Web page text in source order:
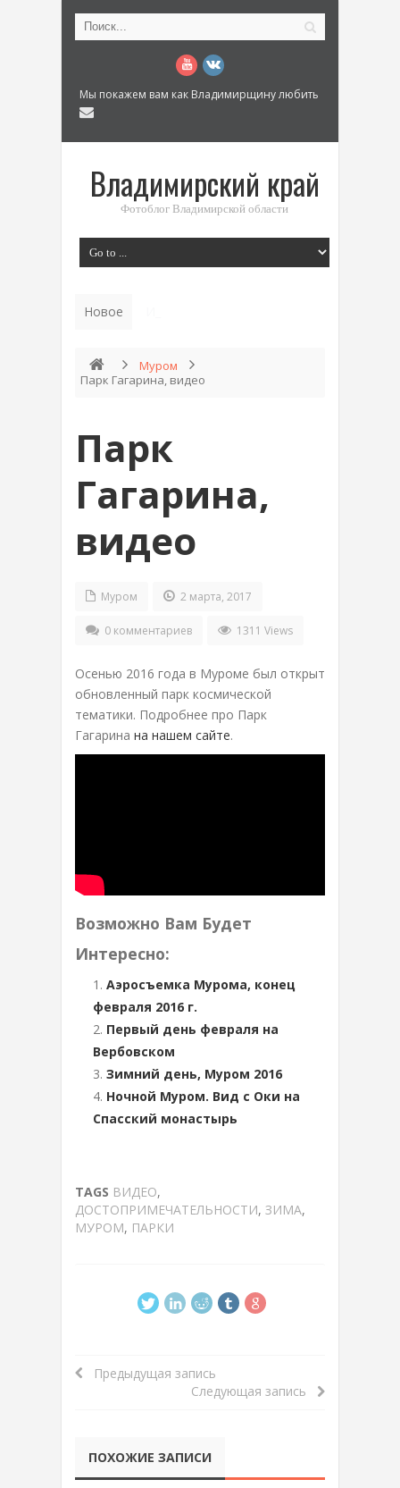
Мы покажем вам как Владимирщину любить
Владимирский край
Фотоблог Владимирской области
Новое
Муром
Парк Гагарина, видео
Парк
Гагарина,
видео
Муром 2 марта, 2017
0 комментариев 1311 Views
Осенью 2016 года в Муроме был открыт
обновленный парк космической
тематики. Подробнее про Парк
Гагарина на нашем сайте.
Возможно Вам Будет
Интересно:
Аэросъемка Мурома, конец
февраля 2016 г.
Первый день февраля на
Вербовском
Зимний день, Муром 2016
Ночной Муром. Вид с Оки на
Спасский монастырь
TAGS ВИДЕО,
ДОСТОПРИМЕЧАТЕЛЬНОСТИ, ЗИМА,
МУРОМ, ПАРКИ
Предыдущая запись
Следующая запись
ПОХОЖИЕ ЗАПИСИ